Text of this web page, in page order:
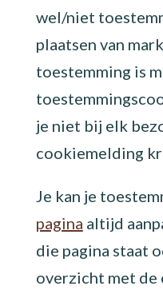
wel/niet
plaatsen van
toestemming is
je niet bij elk
cookiemelding
Je kan je
pagina altijd
die pagina staat
overzicht met de